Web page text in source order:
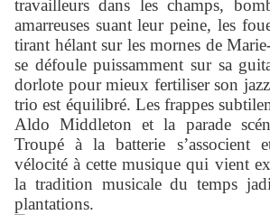
travailleurs dans les champs,
amarreuses suant leur peine, les
tirant hélant sur les mornes de
se défoule puissamment sur sa
dorlote pour mieux fertiliser son
trio est équilibré. Les frappes
Aldo Middleton et la parade
Troupé à la batterie s’associent
vélocité à cette musique qui vient
la tradition musicale du temps
plantations.